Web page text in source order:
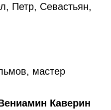
Петр, Севастьян,
мастер
Каверин